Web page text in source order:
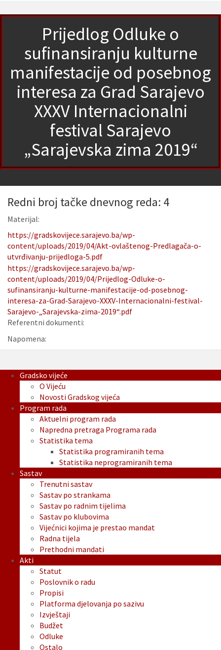
Prijedlog Odluke o
sufinansiranju kulturne
manifestacije od posebnog
interesa za Grad Sarajevo
XXXV Internacionalni
festival Sarajevo
„Sarajevska zima 2019“
Redni broj tačke dnevnog reda: 4
Materijal:
https://gradskovijece.sarajevo.ba/wp-
content/uploads/2019/04/Akt-ovlaštenog-Predlagača-o-
utvrđivanju-prijedloga-5.pdf
https://gradskovijece.sarajevo.ba/wp-
content/uploads/2019/04/Prijedlog-Odluke-o-
sufinansiranju-kulturne-manifestacije-od-posebnog-
interesa-za-Grad-Sarajevo-XXXV-Internacionalni-festival-
Sarajevo-„Sarajevska-zima-2019“.pdf
Referentni dokumenti:
Napomena:
Gradsko vijeće
O Vijeću
Novosti Gradskog vijeća
Program rada
Aktuelni program rada
Napredna pretraga Programa rada
Statistika tema
Statistika programiranih tema
Statistika neprogramiranih tema
Sastav
Trenutni sastav
Sastav po strankama
Sastav po radnim tijelima
Sastav po klubovima
Vijećnici kojima je prestao mandat
Radna tijela
Prethodni mandati
Akti
Statut
Poslovnik o radu
Propisi
Platforma djelovanja po sazivu
Izvještaji
Budžet
Odluke
Ostalo